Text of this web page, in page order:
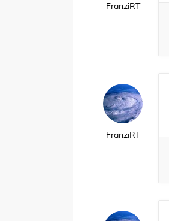
FranziRT
FranziRT